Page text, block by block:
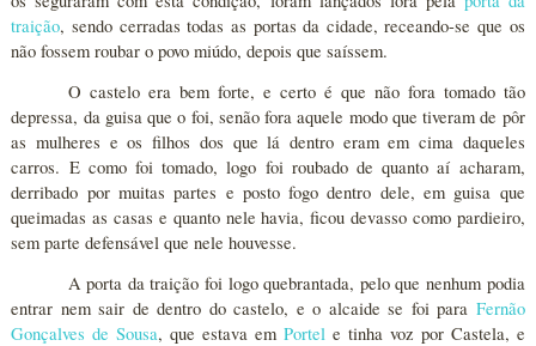
traição, sendo cerradas todas as portas da cidade, receando-se que os
não fossem roubar o povo miúdo, depois que saíssem.
O castelo era bem forte, e certo é que não fora tomado tão
depressa, da guisa que o foi, senão fora aquele modo que tiveram de pôr
as mulheres e os filhos dos que lá dentro eram em cima daqueles
carros. E como foi tomado, logo foi roubado de quanto aí acharam,
derribado por muitas partes e posto fogo dentro dele, em guisa que
queimadas as casas e quanto nele havia, ficou devasso como pardieiro,
sem parte defensável que nele houvesse.
A porta da traição foi logo quebrantada, pelo que nenhum podia
entrar nem sair de dentro do castelo, e o alcaide se foi para Fernão
Gonçalves de Sousa, que estava em Portel e tinha voz por Castela, e